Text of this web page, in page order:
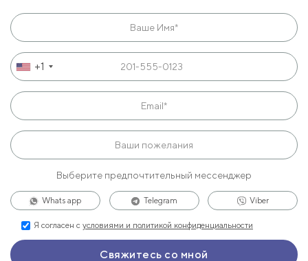
+1
Выберите предпочтительный мессенджер
Whats app Telegram Viber
Я согласен с условиями и политикой конфиденциальности